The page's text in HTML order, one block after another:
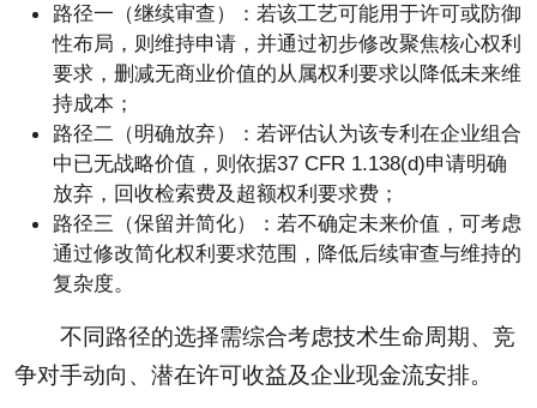
路径一（继续审查）：若该工艺可能用于许可或防御
性布局，则维持申请，并通过初步修改聚焦核心权利
要求，删减无商业价值的从属权利要求以降低未来维
持成本；
路径二（明确放弃）：若评估认为该专利在企业组合
中已无战略价值，则依据37 CFR 1.138(d)申请明确
放弃，回收检索费及超额权利要求费；
路径三（保留并简化）：若不确定未来价值，可考虑
通过修改简化权利要求范围，降低后续审查与维持的
复杂度。
不同路径的选择需综合考虑技术生命周期、竞
争对手动向、潜在许可收益及企业现金流安排。